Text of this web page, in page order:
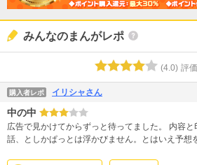
みんなのまんがレポ
(4.0) 評
購入者レポ イリシャさん
中の中
広告で見かけてからずっと待ってました。 内容
話、としかぱっとは浮かびません。とはいえ予想